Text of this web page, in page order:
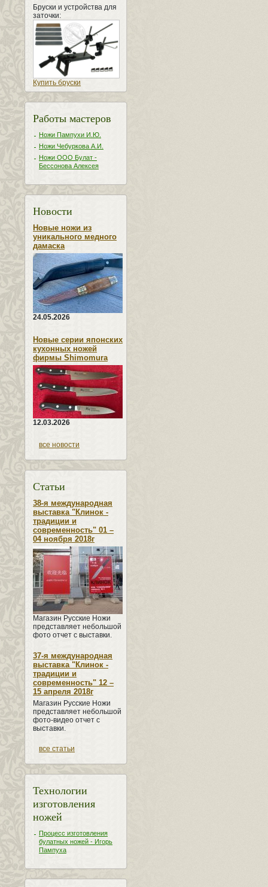
Бруски и устройства для
заточки:
Купить бруски
Работы мастеров
Ножи Пампухи И.Ю.
Ножи Чебуркова А.И.
Ножи ООО Булат -
Бессонова Алексея
Новости
Новые ножи из
уникального медного
дамаска
24.05.2026
Новые серии японских
кухонных ножей
фирмы Shimomura
12.03.2026
все новости
Статьи
38-я международная
выставка "Клинок -
традиции и
современность" 01 –
04 ноября 2018г
Магазин Русские Ножи
представляет небольшой
фото отчет с выставки.
37-я международная
выставка "Клинок -
традиции и
современность" 12 –
15 апреля 2018г
Магазин Русские Ножи
представляет небольшой
фото-видео отчет с
выставки.
все статьи
Технологии
изготовления
ножей
Процесс изготовления
булатных ножей - Игорь
Пампуха